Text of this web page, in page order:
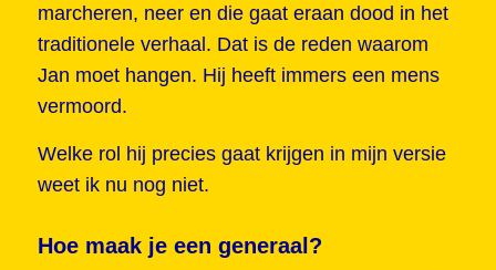
marcheren, neer en die gaat eraan dood in het
traditionele verhaal. Dat is de reden waarom
Jan moet hangen. Hij heeft immers een mens
vermoord.
Welke rol hij precies gaat krijgen in mijn versie
weet ik nu nog niet.
Hoe maak je een generaal?